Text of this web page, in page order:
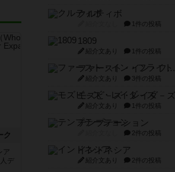
ク
ア
デ
クルティボ
1件の投稿
1809
紹介文あり 1件の投稿
ファースト・イン・フライト
紹介文あり 3件の投稿
モズビ－ズ・レイダ－ズ
紹介文あり 1件の投稿
テンプテーション
2件の投稿
インドネシア
紹介文あり 2件の投稿